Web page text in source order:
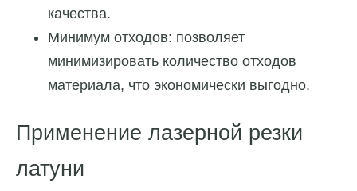
качества.
Минимум отходов: позволяет
минимизировать количество отходов
материала, что экономически выгодно.
Применение лазерной резки
латуни